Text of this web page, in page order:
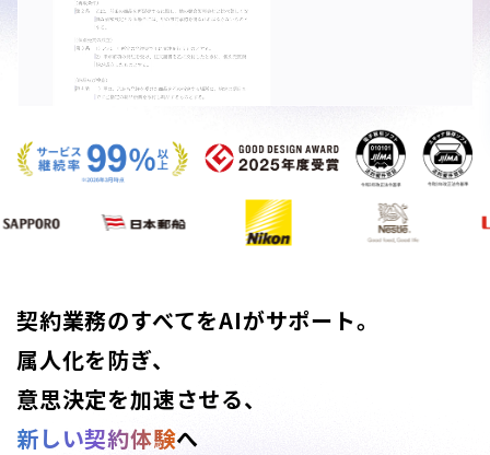
契約業務のすべてをAIがサポート。
属人化を防ぎ、
意思決定を加速させる、
新しい契約体験へ